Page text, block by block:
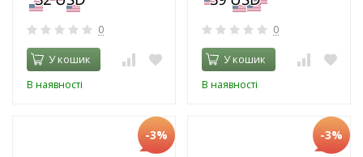
0
У кошик
В наявності
0
У кошик
В наявності
-3% -3%